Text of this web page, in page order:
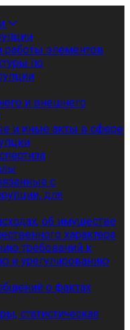
работы элементов
по
и внешнего
и иные акты в сфере
с
для
об имуществе
характера
требований к
и урегулированию
о фактах
статистическая